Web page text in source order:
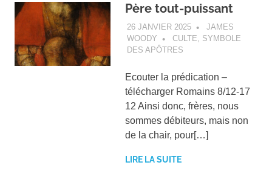
Père tout-puissant
26 JANVIER 2025
JAMES
WOODY
CULTE, SYMBOLE
DES APÔTRES
Ecouter la prédication –
télécharger Romains 8/12-17
12 Ainsi donc, frères, nous
sommes débiteurs, mais non
de la chair, pour[…]
LIRE LA SUITE